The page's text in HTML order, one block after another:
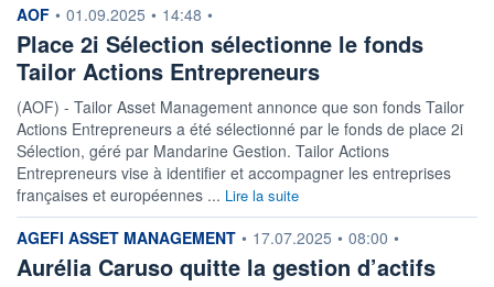
information fournie par
AOF • 01.09.2025 • 14:48 •
Place 2i Sélection sélectionne le fonds
Tailor Actions Entrepreneurs
(AOF) - Tailor Asset Management annonce que son fonds Tailor
Actions Entrepreneurs a été sélectionné par le fonds de place 2i
Sélection, géré par Mandarine Gestion. Tailor Actions
Entrepreneurs vise à identifier et accompagner les entreprises
françaises et européennes ... Lire la suite
information fournie par
AGEFI ASSET MANAGEMENT • 17.07.2025 • 08:00 •
Aurélia Caruso quitte la gestion d’actifs